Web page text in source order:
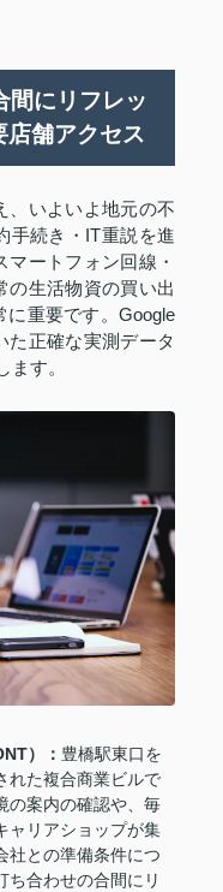
間にリフレッ
店舗アクセス
、いよいよ地元の不
手続き・IT重説を進
ートフォン回線・
の生活物資の買い出
に重要です。Google
た正確な実測データ
ます。
）： 豊橋駅東口を
れた複合商業ビルで
の案内の確認や、毎
ャリアショップが集
社との準備条件につ
ち合わせの合間にリ